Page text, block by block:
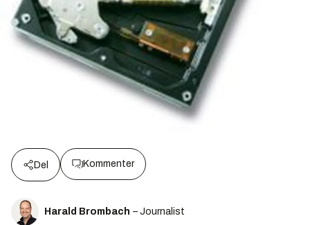
Del Kommenter
Harald Brombach – Journalist